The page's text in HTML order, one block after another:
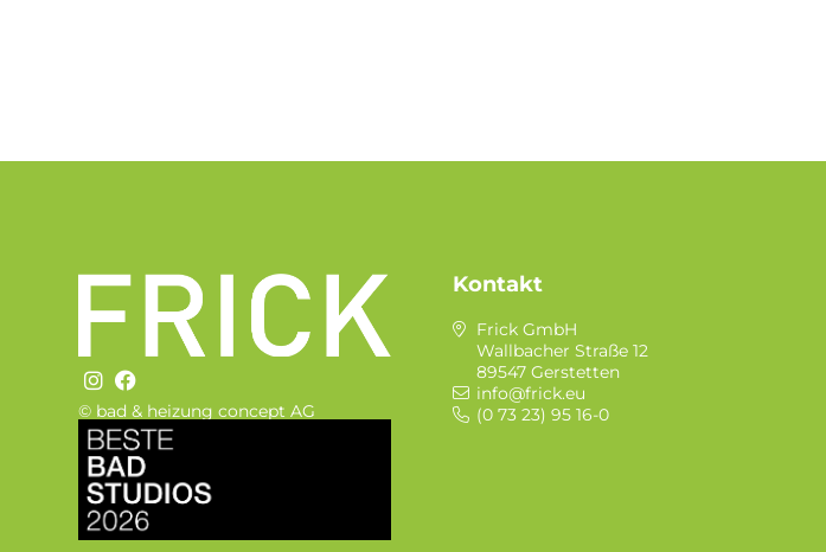
© bad & heizung concept AG
Bild
Kontakt
Frick GmbH
Wallbacher Straße 12
89547 Gerstetten
info@frick.eu
(0 73 23) 95 16-0